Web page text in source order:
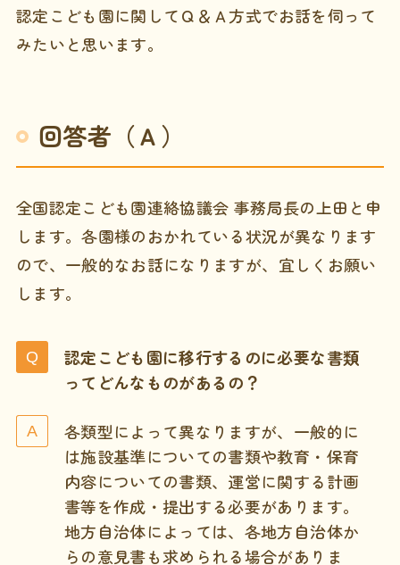
認定こども園に関してＱ＆Ａ方式でお話を伺って
みたいと思います。
回答者（Ａ）
全国認定こども園連絡協議会 事務局長の上田と申
します。各園様のおかれている状況が異なります
ので、一般的なお話になりますが、宜しくお願い
します。
認定こども園に移行するのに必要な書類
ってどんなものがあるの？
各類型によって異なりますが、一般的に
は施設基準についての書類や教育・保育
内容についての書類、運営に関する計画
書等を作成・提出する必要があります。
地方自治体によっては、各地方自治体か
らの意見書も求められる場合がありま